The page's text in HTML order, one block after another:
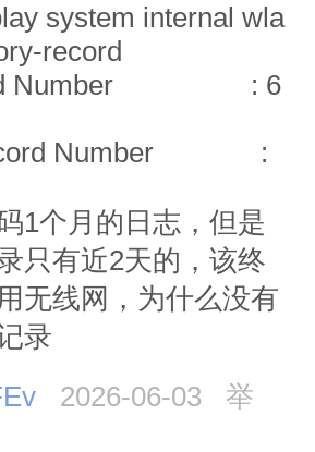
system internal wla
record
Number : 6
Number :
1个月的日志，但是
只有近2天的，该终
无线网，为什么没有
录
2026-06-03
举